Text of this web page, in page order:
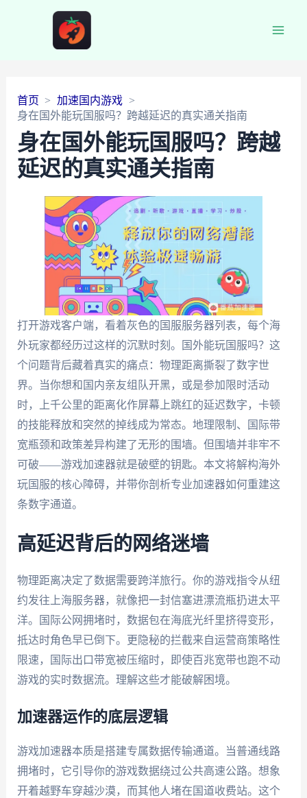
首页
加速国内游戏
身在国外能玩国服吗？跨越延迟的真实通关指南
身在国外能玩国服吗？跨越
延迟的真实通关指南
打开游戏客户端，看着灰色的国服服务器列表，每个海
外玩家都经历过这样的沉默时刻。国外能玩国服吗？这
个问题背后藏着真实的痛点：物理距离撕裂了数字世
界。当你想和国内亲友组队开黑，或是参加限时活动
时，上千公里的距离化作屏幕上跳红的延迟数字，卡顿
的技能释放和突然的掉线成为常态。地理限制、国际带
宽瓶颈和政策差异构建了无形的围墙。但围墙并非牢不
可破——游戏加速器就是破壁的钥匙。本文将解构海外
玩国服的核心障碍，并带你剖析专业加速器如何重建这
条数字通道。
高延迟背后的网络迷墙
物理距离决定了数据需要跨洋旅行。你的游戏指令从纽
约发往上海服务器，就像把一封信塞进漂流瓶扔进太平
洋。国际公网拥堵时，数据包在海底光纤里挤得变形，
抵达时角色早已倒下。更隐秘的拦截来自运营商策略性
限速，国际出口带宽被压缩时，即使百兆宽带也跑不动
游戏的实时数据流。理解这些才能破解困境。
加速器运作的底层逻辑
游戏加速器本质是搭建专属数据传输通道。当普通线路
拥堵时，它引导你的游戏数据绕过公共高速公路。想象
开着越野车穿越沙漠，而其他人堵在国道收费站。这个